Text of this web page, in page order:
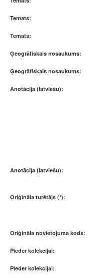
Temats:
Temats:
Ģeogrāfiskais nosaukums:
Ģeogrāfiskais nosaukums:
Anotācija (latviešu):
Anotācija (latviešu):
Oriģināla turētājs (*):
Oriģināla novietojuma kods:
Pieder kolekcijai:
Pieder kolekcijai: